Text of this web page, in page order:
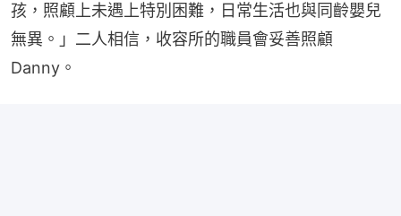
孩，照顧上未遇上特別困難，日常生活也與同齡嬰兒
無異。」二人相信，收容所的職員會妥善照顧
Danny。